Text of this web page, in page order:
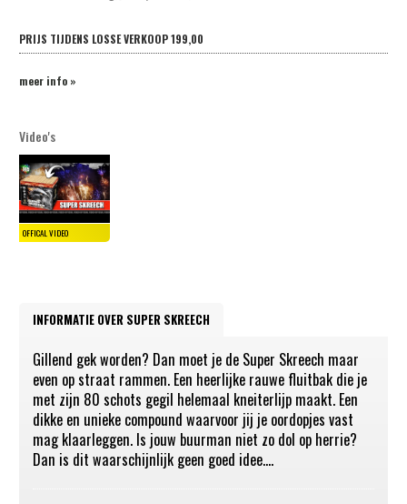
PRIJS TIJDENS LOSSE VERKOOP199,00
meer info »
Video's
INFORMATIE OVER SUPER SKREECH
Gillend gek worden? Dan moet je de Super Skreech maar
even op straat rammen. Een heerlijke rauwe fluitbak die je
met zijn 80 schots gegil helemaal kneiterlijp maakt. Een
dikke en unieke compound waarvoor jij je oordopjes vast
mag klaarleggen. Is jouw buurman niet zo dol op herrie?
Dan is dit waarschijnlijk geen goed idee....